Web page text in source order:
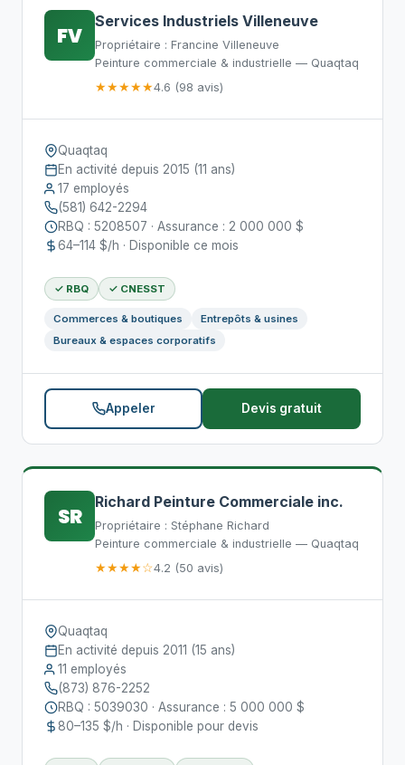
FV
Services Industriels Villeneuve
Propriétaire : Francine Villeneuve
Peinture commerciale & industrielle — Quaqtaq
★★★★★4.6 (98 avis)
Quaqtaq
En activité depuis 2015 (11 ans)
17 employés
(581) 642-2294
RBQ : 5208507 · Assurance : 2 000 000 $
64–114 $/h · Disponible ce mois
✓ RBQ ✓ CNESST
Commerces & boutiques
Entrepôts & usines
Bureaux & espaces corporatifs
Appeler Devis gratuit
SR
Richard Peinture Commerciale inc.
Propriétaire : Stéphane Richard
Peinture commerciale & industrielle — Quaqtaq
★★★★☆4.2 (50 avis)
Quaqtaq
En activité depuis 2011 (15 ans)
11 employés
(873) 876-2252
RBQ : 5039030 · Assurance : 5 000 000 $
80–135 $/h · Disponible pour devis